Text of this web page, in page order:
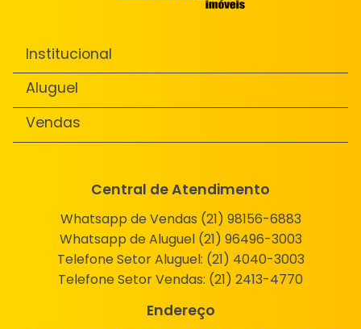
Institucional
Aluguel
Vendas
Central de Atendimento
Whatsapp de Vendas (21) 98156-6883
Whatsapp de Aluguel (21) 96496-3003
Telefone Setor Aluguel: (21) 4040-3003
Telefone Setor Vendas: (21) 2413-4770
Endereço